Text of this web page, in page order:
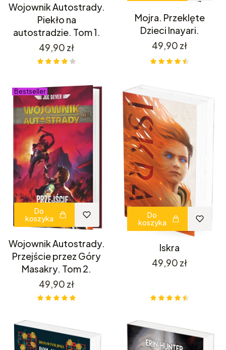
Wojownik Autostrady.
Piekło na
autostradzie. Tom 1.
Cena
49,90 zł
Mojra. Przeklęte
Dzieci Inayari.
Cena
49,90 zł
Bestseller
Do
koszyka
Wojownik Autostrady.
Przejście przez Góry
Masakry. Tom 2.
Cena
49,90 zł
Do
koszyka
Iskra
Cena
49,90 zł